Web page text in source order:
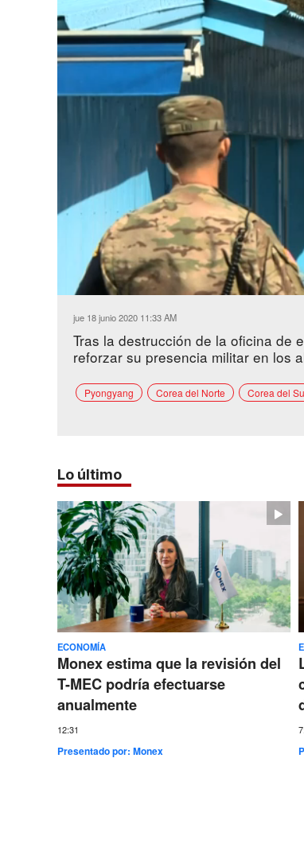
Unmute Loaded
53.84%
jue 18 junio 2020 11:33 AM
Tras la destrucción de la oficina de
reforzar su presencia militar en los
Pyongyang Corea del Norte Corea del
Lo último
ECONOMÍA
Monex estima que la revisión del
T-MEC podría efectuarse
anualmente
12:31
Presentado por:Monex